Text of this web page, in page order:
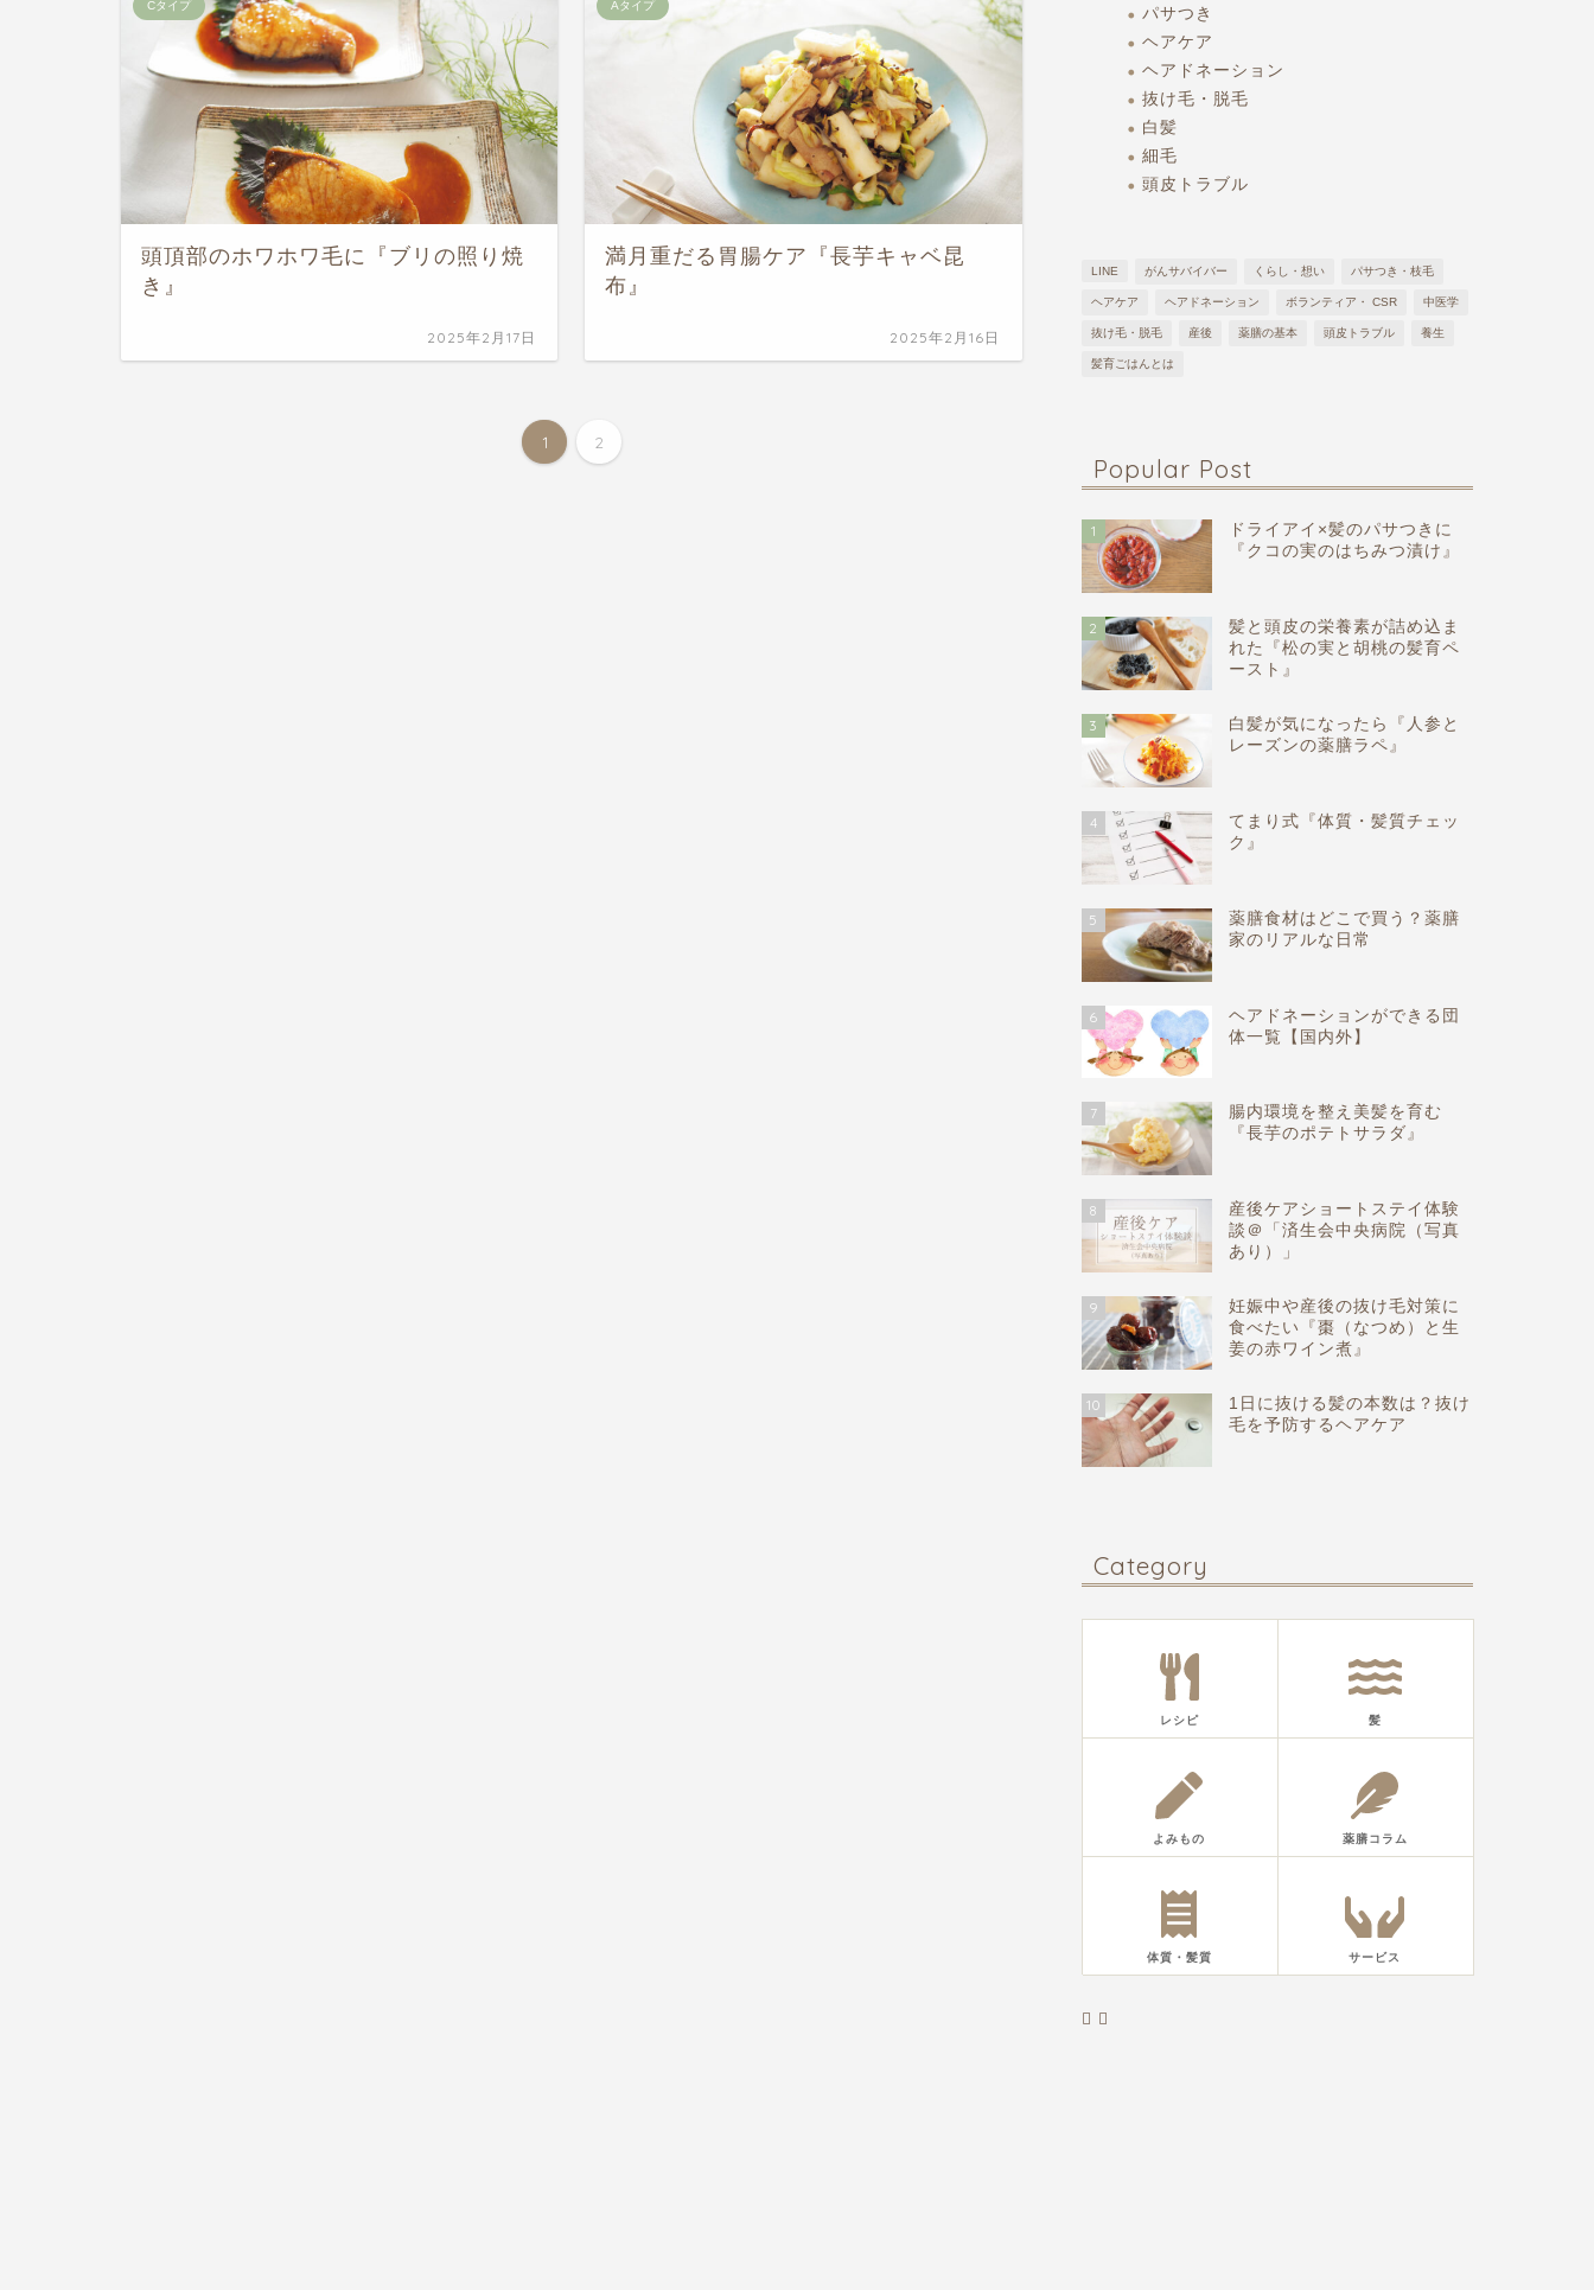
Cタイプ
頭頂部のホワホワ毛に『ブリの照り焼
き』
2025年2月17日
Aタイプ
満月重だる胃腸ケア『長芋キャベ昆
布』
2025年2月16日
1 2
パサつき
ヘアケア
ヘアドネーション
抜け毛・脱毛
白髪
細毛
頭皮トラブル
LINE がんサバイバー くらし・想い パサつき・枝毛
ヘアケア ヘアドネーション ボランティア・ CSR 中医学
抜け毛・脱毛 産後 薬膳の基本 頭皮トラブル 養生
髪育ごはんとは
Popular Post
1
ドライアイ×髪のパサつきに
『クコの実のはちみつ漬け』
2
髪と頭皮の栄養素が詰め込ま
れた『松の実と胡桃の髪育ペ
ースト』
3
白髪が気になったら『人参と
レーズンの薬膳ラペ』
4
てまり式『体質・髪質チェッ
ク』
5
薬膳食材はどこで買う？薬膳
家のリアルな日常
6
ヘアドネーションができる団
体一覧【国内外】
7
腸内環境を整え美髪を育む
『長芋のポテトサラダ』
8
産後ケアショートステイ体験
談＠「済生会中央病院（写真
あり）」
9
妊娠中や産後の抜け毛対策に
食べたい『棗（なつめ）と生
姜の赤ワイン煮』
10
1日に抜ける髪の本数は？抜け
毛を予防するヘアケア
Category
レシピ 髪
よみもの 薬膳コラム
体質・髪質 サービス